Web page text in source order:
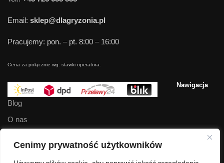
Cenimy prywatność użytkowników
Email: sklep@dlagryzonia.pl
Pracujemy: pon. – pt. 8:00 – 16:00
Cena za połącznie wg. stawki operatora.
Nawigacja
Blog
O nas
Regulamin